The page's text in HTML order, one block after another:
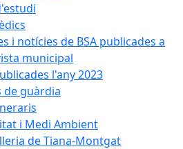
i notícies de BSA publicades a
municipal
l'any 2023
de guàrdia
i Medi Ambient
de Tiana-Montgat